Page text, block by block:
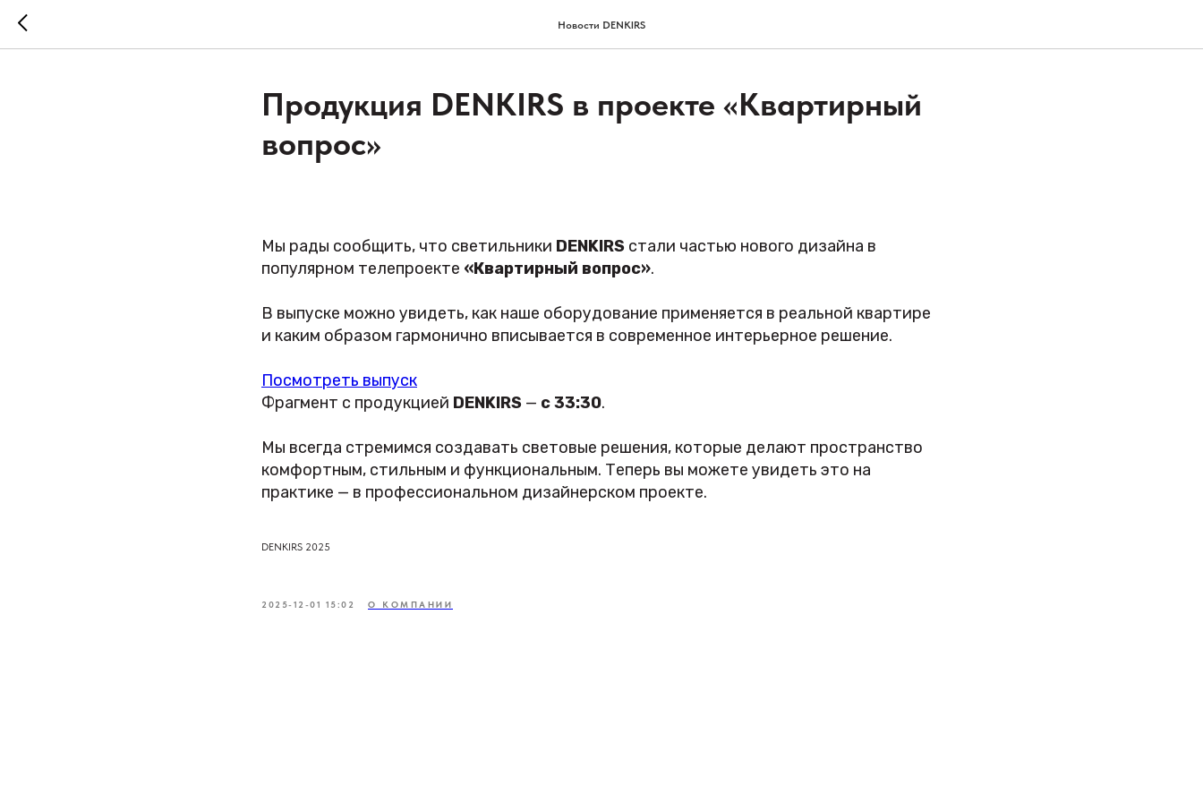
Новости DENKIRS
Продукция DENKIRS в проекте «Квартирный
вопрос»
Мы рады сообщить, что светильники DENKIRS стали частью нового дизайна в
популярном телепроекте «Квартирный вопрос».
В выпуске можно увидеть, как наше оборудование применяется в реальной квартире
и каким образом гармонично вписывается в современное интерьерное решение.
Посмотреть выпуск
Фрагмент с продукцией DENKIRS — с 33:30.
Мы всегда стремимся создавать световые решения, которые делают пространство
комфортным, стильным и функциональным. Теперь вы можете увидеть это на
практике — в профессиональном дизайнерском проекте.
DENKIRS 2025
2025-12-01 15:02 О КОМПАНИИ